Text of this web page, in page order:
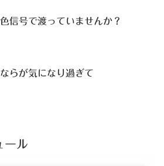
信号で渡っていませんか？
らが気になり過ぎて
ール